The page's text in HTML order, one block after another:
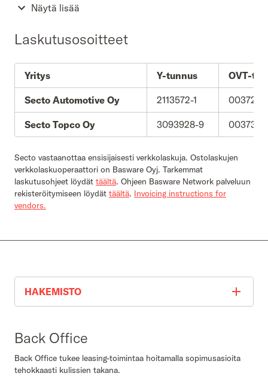
Näytä lisää
Laskutusosoitteet
Yritys Y-tunnus OVT-
Secto Automotive Oy 2113572-1
Secto Topco Oy 3093928-9
Secto vastaanottaa ensisijaisesti verkkolaskuja. Ostolaskujen
verkkolaskuoperaattori on Basware Oyj. Tarkemmat
laskutusohjeet löydät täältä. Ohjeen Basware Network palveluun
rekisteröitymiseen löydät täältä. Invoicing instructions for
vendors.
HAKEMISTO
Back Office
Back Office tukee leasing-toimintaa hoitamalla sopimusasioita
tehokkaasti kulissien takana.